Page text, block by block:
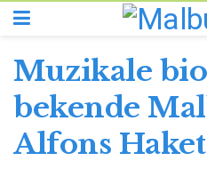
Muzikale
bekende
Alfons Haket